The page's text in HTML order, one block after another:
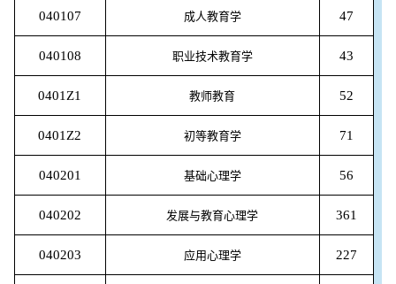
040107 成人教育学 47
040108 职业技术教育学 43
0401Z1 教师教育 52
0401Z2 初等教育学 71
040201 基础心理学 56
040202 发展与教育心理学 361
040203 应用心理学 227